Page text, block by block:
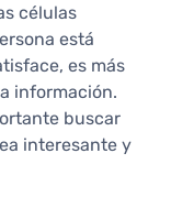
células
está
es más
información.
buscar
interesante y